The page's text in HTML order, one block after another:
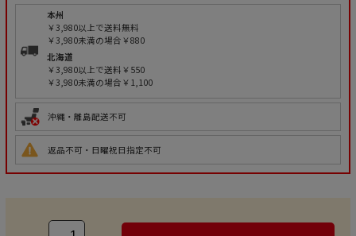
本州
￥3,980以上で送料無料
￥3,980未満の場合￥880
北海道
￥3,980以上で送料￥550
￥3,980未満の場合￥1,100
沖縄・離島配送不可
返品不可・日曜祝日指定不可